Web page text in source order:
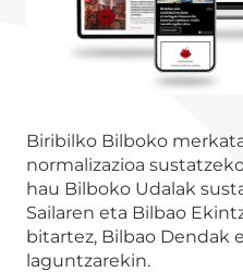
Biribilko Bilboko
normalizazioa
hau Bilboko Udalak
Sailaren eta Bilbao
bitartez, Bilbao Dendak
laguntzarekin.